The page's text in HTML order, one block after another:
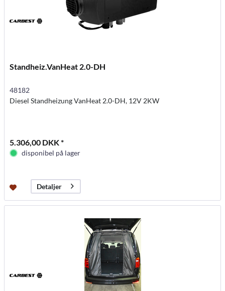
Standheiz.VanHeat 2.0-DH
48182
Diesel Standheizung VanHeat 2.0-DH, 12V 2KW
5.306,00 DKK *
disponibel på lager
Detaljer